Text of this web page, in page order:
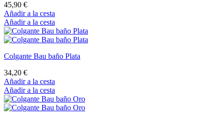
45,90 €
Añadir a la cesta
Añadir a la cesta
Colgante Bau baño Plata
34,20 €
Añadir a la cesta
Añadir a la cesta